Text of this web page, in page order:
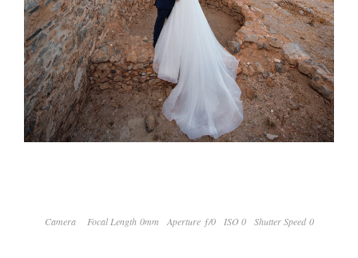
Camera Focal Length 0mm Aperture ƒ/0 ISO 0 Shutter Speed 0